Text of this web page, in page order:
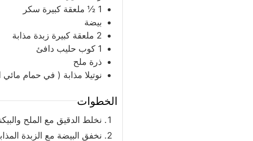
1 ½
ملعقة كبيرة سكر
بيضة
2 ملعقة كبيرة زبدة مذابة
1 كوب حليب دافئ
ذرة ملح
نوتيلا مذابة ( في حمام
الخطوات
نخلط الدقيق مع الملح
نخفق البيضة مع الزبدة